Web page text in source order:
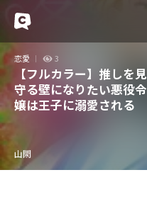
恋愛 3
【フルカラー】推しを見
守る壁になりたい悪役令
嬢は王子に溺愛される
山閖